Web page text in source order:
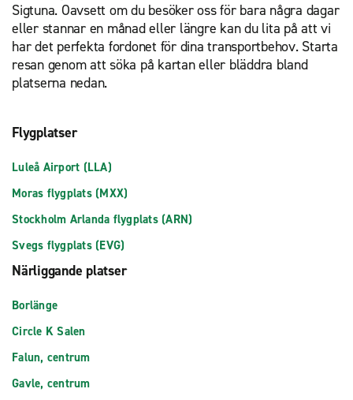
Sigtuna. Oavsett om du besöker oss för bara några dagar
eller stannar en månad eller längre kan du lita på att vi
har det perfekta fordonet för dina transportbehov. Starta
resan genom att söka på kartan eller bläddra bland
platserna nedan.
Flygplatser
Luleå Airport (LLA)
Moras flygplats (MXX)
Stockholm Arlanda flygplats (ARN)
Svegs flygplats (EVG)
Närliggande platser
Borlänge
Circle K Salen
Falun, centrum
Gavle, centrum